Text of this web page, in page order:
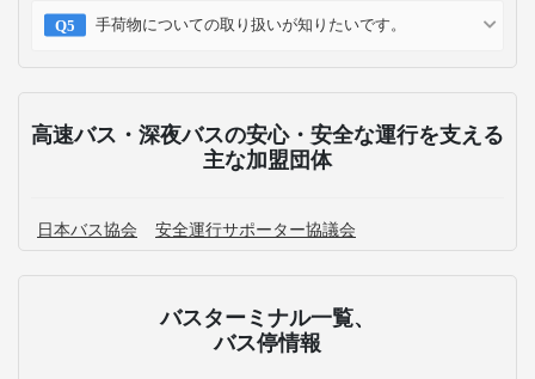
手荷物についての取り扱いが知りたいです。
高速バス・深夜バスの安心・安全な運行を支える
主な加盟団体
日本バス協会 安全運行サポーター協議会
バスターミナル一覧、
バス停情報